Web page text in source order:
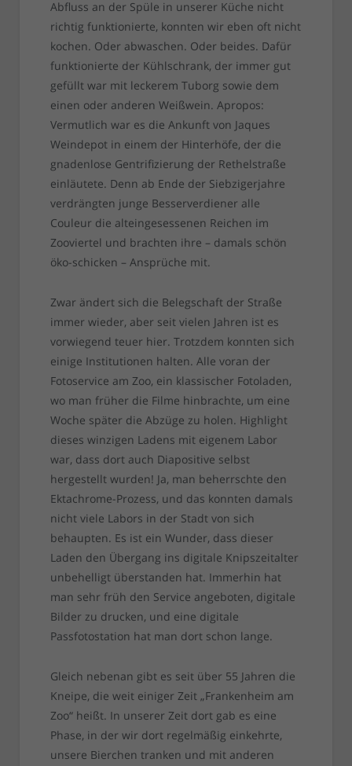
Abfluss an der Spüle in unserer Küche nicht
richtig funktionierte, konnten wir eben oft nicht
kochen. Oder abwaschen. Oder beides. Dafür
funktionierte der Kühlschrank, der immer gut
gefüllt war mit leckerem Tuborg sowie dem
einen oder anderen Weißwein. Apropos:
Vermutlich war es die Ankunft von Jaques
Weindepot in einem der Hinterhöfe, der die
gnadenlose Gentrifizierung der Rethelstraße
einläutete. Denn ab Ende der Siebzigerjahre
verdrängten junge Besserverdiener alle
Couleur die alteingesessenen Reichen im
Zooviertel und brachten ihre – damals schön
öko-schicken – Ansprüche mit.
Zwar ändert sich die Belegschaft der Straße
immer wieder, aber seit vielen Jahren ist es
vorwiegend teuer hier. Trotzdem konnten sich
einige Institutionen halten. Alle voran der
Fotoservice am Zoo, ein klassischer Fotoladen,
wo man früher die Filme hinbrachte, um eine
Woche später die Abzüge zu holen. Highlight
dieses winzigen Ladens mit eigenem Labor
war, dass dort auch Diapositive selbst
hergestellt wurden! Ja, man beherrschte den
Ektachrome-Prozess, und das konnten damals
nicht viele Labors in der Stadt von sich
behaupten. Es ist ein Wunder, dass dieser
Laden den Übergang ins digitale Knipszeitalter
unbehelligt überstanden hat. Immerhin hat
man sehr früh den Service angeboten, digitale
Bilder zu drucken, und eine digitale
Passfotostation hat man dort schon lange.
Gleich nebenan gibt es seit über 55 Jahren die
Kneipe, die weit einiger Zeit „Frankenheim am
Zoo“ heißt. In unserer Zeit dort gab es eine
Phase, in der wir dort regelmäßig einkehrte,
unsere Bierchen tranken und mit anderen